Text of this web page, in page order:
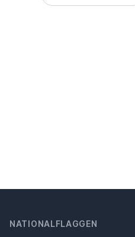
NATIONALFLAGGEN